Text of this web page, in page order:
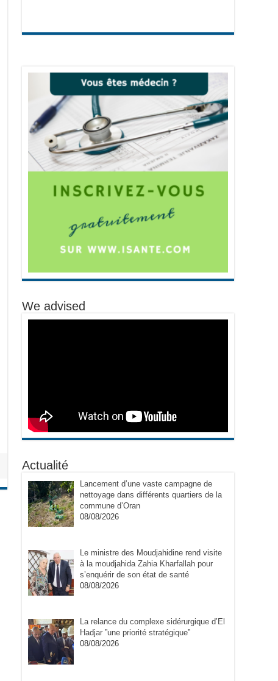
We advised
Actualité
Lancement d’une vaste campagne de
nettoyage dans différents quartiers de la
commune d’Oran
08/08/2026
Le ministre des Moudjahidine rend visite
à la moudjahida Zahia Kharfallah pour
s’enquérir de son état de santé
08/08/2026
La relance du complexe sidérurgique d’El
Hadjar ”une priorité stratégique”
08/08/2026